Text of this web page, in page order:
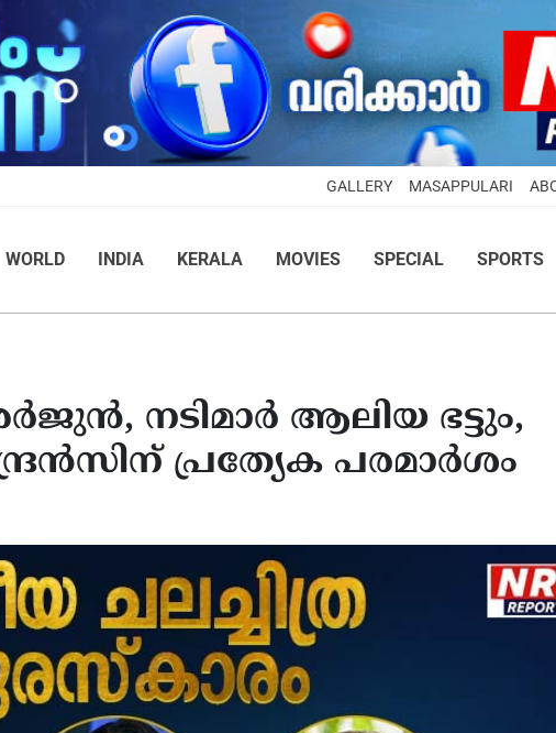
GALLERY MASAPPULARI
WORLD INDIA KERALA MOVIES SPECIAL SPORTS
നടിമാര്‍ ആലിയ ഭട്ടും,
പ്രത്യേക പരമാര്‍ശം
യുഎസ് അംബാസിഡർ സെർജിയോ
ഗോറുമായി കൂടിക്കാഴ്ച നടത്തി
മുഖ്യമന്ത്രി വി.ഡി. സതീശൻ; കേരളവും
അമേരിക്കയും സഹകരണം
ശക്തിപ്പെടുത്തും
ആലപ്പുഴയിൽ ഹൗസ്